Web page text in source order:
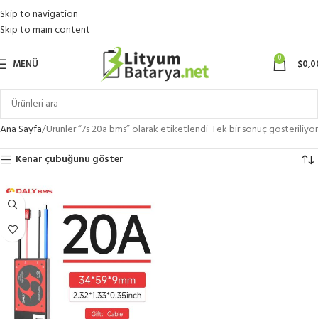
Skip to navigation
Skip to main content
MENÜ 0 $
Ana Sayfa Ürünler “7s 20a bms” olarak etiketlendi Tek bir sonuç gösteriliyor
Kenar çubuğunu göster